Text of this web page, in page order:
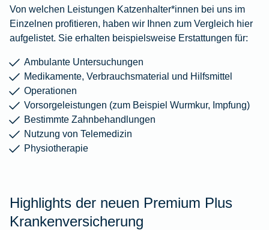
Von welchen Leistungen Katzenhalter*innen bei uns im
Einzelnen profitieren, haben wir Ihnen zum Vergleich hier
aufgelistet. Sie erhalten beispielsweise Erstattungen für:
Ambulante Untersuchungen
Medikamente, Verbrauchsmaterial und Hilfsmittel
Operationen
Vorsorgeleistungen (zum Beispiel Wurmkur, Impfung)
Bestimmte Zahnbehandlungen
Nutzung von Telemedizin
Physiotherapie
Highlights der neuen Premium Plus
Krankenversicherung